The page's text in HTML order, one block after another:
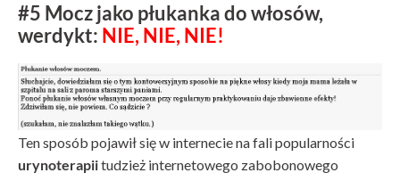
#5 Mocz jako płukanka do włosów,
werdykt: NIE, NIE, NIE!
Ten sposób pojawił się w internecie na fali popularności
urynoterapiitudzież internetowego zabobonowego